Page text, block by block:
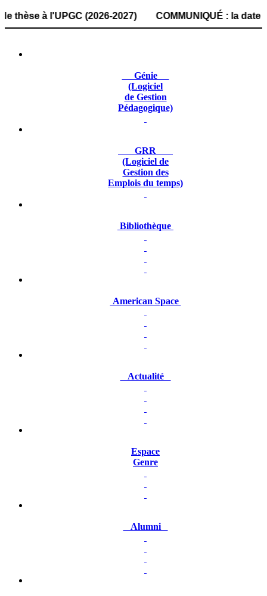
à l'UPGC (2026-2027) COMMUNIQUÉ : la date
Génie
(Logiciel
de Gestion
Pédagogique)
GRR
(Logiciel de
Gestion des
Emplois du temps)
Bibliothèque
American Space
Actualité
Espace
Genre
Alumni